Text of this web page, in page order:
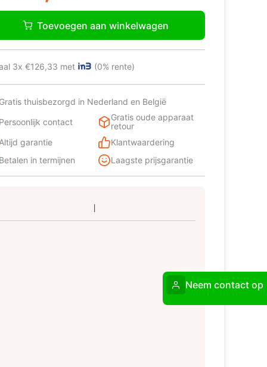
Toevoegen aan winkelwagen
3x €126,33 met (0% rente)
Gratis thuisbezorgd in Nederland en België
Persoonlijk contact
Gratis oude apparaat
retour
Altijd garantie
Klantwaardering
Betalen in termijnen
Laagste prijsgarantie
Neem contact op